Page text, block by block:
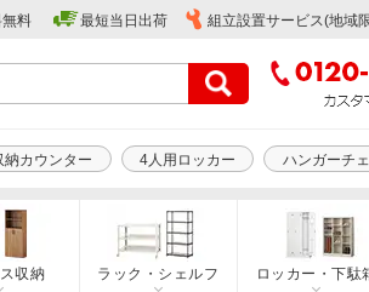
料 最短当日出荷 組立設置サービス(地域
納カウンター 4人用ロッカー ハンガーチ
収納 ラック・シェルフ ロッカー・下駄